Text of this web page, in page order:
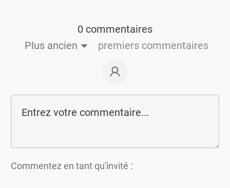
0 commentaires
Plus ancien
premiers commentaires
Commentez en tant qu'invité :